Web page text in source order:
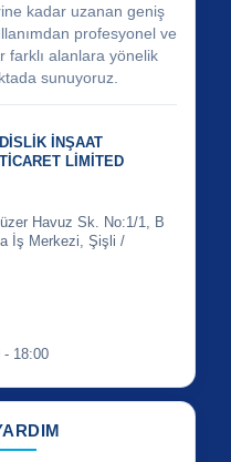
kadar uzanan geniş
profesyonel ve
farklı alanlara yönelik
sunuyoruz.
İNŞAAT
LİMİTED
Havuz Sk. No:1/1, B
İş Merkezi, Şişli /
- 18:00